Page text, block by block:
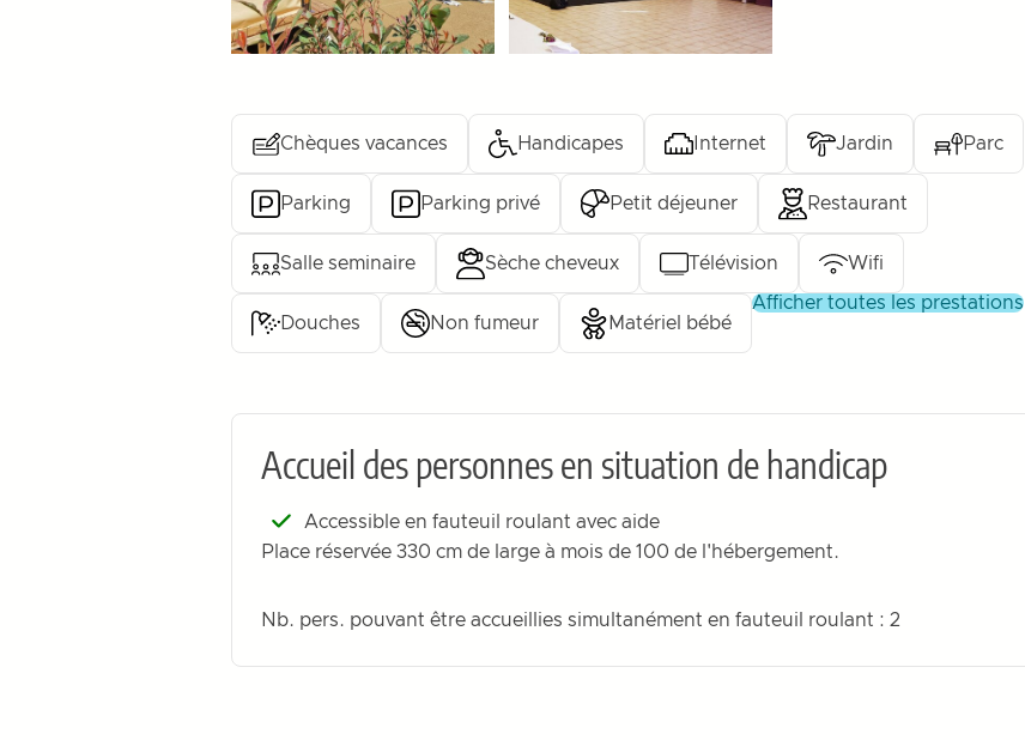
Chèques vacances Handicapes Internet Jardin Parc
Parking Parking privé Petit déjeuner Restaurant
Salle seminaire Sèche cheveux Télévision Wifi
Douches Non fumeur Matériel bébé
afficher toutes les prestations
Accueil des personnes en situation de handicap
Accessible en fauteuil roulant avec aide
Place réservée 330 cm de large à mois de 100 de l'hébergement.
Nb. pers. pouvant être accueillies simultanément en fauteuil roulant : 2